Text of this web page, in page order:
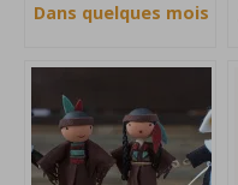
Dans quelques mois